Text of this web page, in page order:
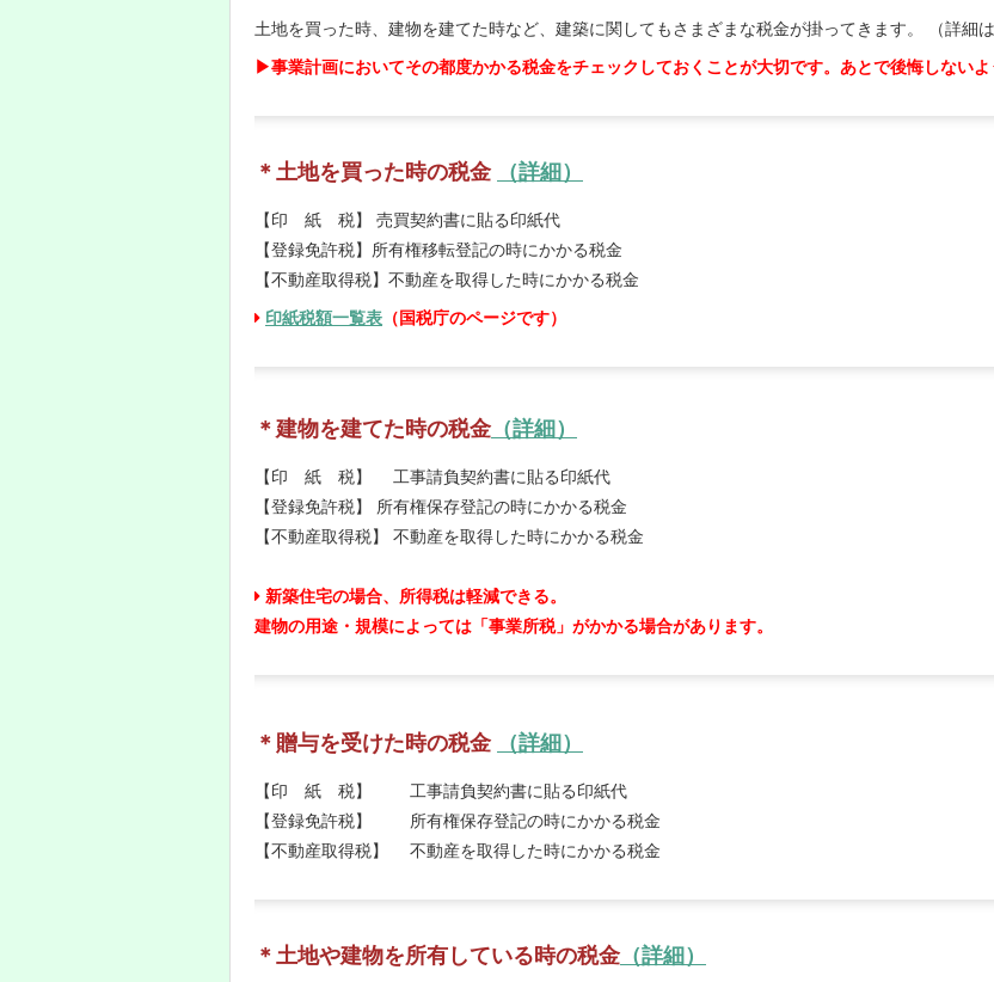
土地を買った時、建物を建てた時など、建築に関してもさまざまな税金が掛ってきます。 （詳細
▶事業計画においてその都度かかる税金をチェックしておくことが大切です。あとで後悔しないよ
＊土地を買った時の税金 （詳細）
【印 紙 税】 売買契約書に貼る印紙代
【登録免許税】所有権移転登記の時にかかる税金
【不動産取得税】不動産を取得した時にかかる税金
印紙税額一覧表 （国税庁のページです）
＊建物を建てた時の税金 （詳細）
【印 紙 税】 工事請負契約書に貼る印紙代
【登録免許税】 所有権保存登記の時にかかる税金
【不動産取得税】 不動産を取得した時にかかる税金
新築住宅の場合、所得税は軽減できる。
建物の用途・規模によっては「事業所税」がかかる場合があります。
＊贈与を受けた時の税金 （詳細）
【印 紙 税】 工事請負契約書に貼る印紙代
【登録免許税】 所有権保存登記の時にかかる税金
【不動産取得税】 不動産を取得した時にかかる税金
＊土地や建物を所有している時の税金 （詳細）